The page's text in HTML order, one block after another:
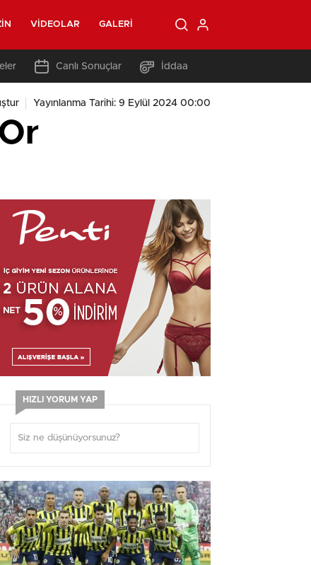
VIDEOLAR GALERI
Canlı Sonuçlar İddaa
Yayınlanma Tarihi: 9 Eylül 2024 00:00
HIZLI YORUM YAP